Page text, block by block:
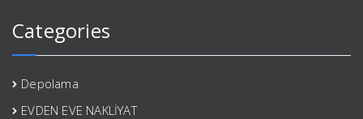
Categories
Depolama
EVDEN EVE NAKLİYAT